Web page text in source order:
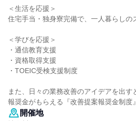
＜生活を応援＞
住宅手当・独身寮完備で、一人暮らしの
＜学びを応援＞
・通信教育支援
・資格取得支援
・TOEIC受検支援制度
また、日々の業務改善のアイデアを出す
報奨金がもらえる『改善提案報奨金制度
開催地